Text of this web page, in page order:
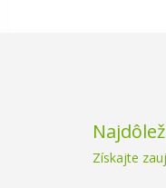
Získajte